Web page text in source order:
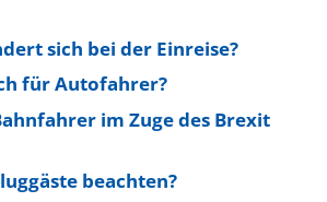
sich bei der Einreise?
für Autofahrer?
im Zuge des Brexit
beachten?